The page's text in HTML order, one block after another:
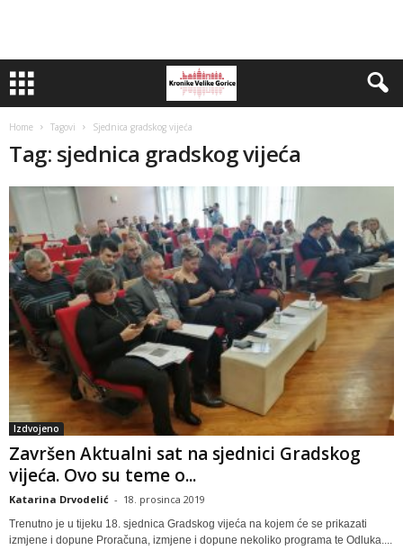
Home Tagovi Sjednica gradskog vijeća
Tag: sjednica gradskog vijeća
Izdvojeno
Završen Aktualni sat na sjednici Gradskog
vijeća. Ovo su teme o...
Katarina Drvodelić - 18. prosinca 2019
Trenutno je u tijeku 18. sjednica Gradskog vijeća na kojem će se prikazati
izmjene i dopune Proračuna, izmjene i dopune nekoliko programa te Odluka....